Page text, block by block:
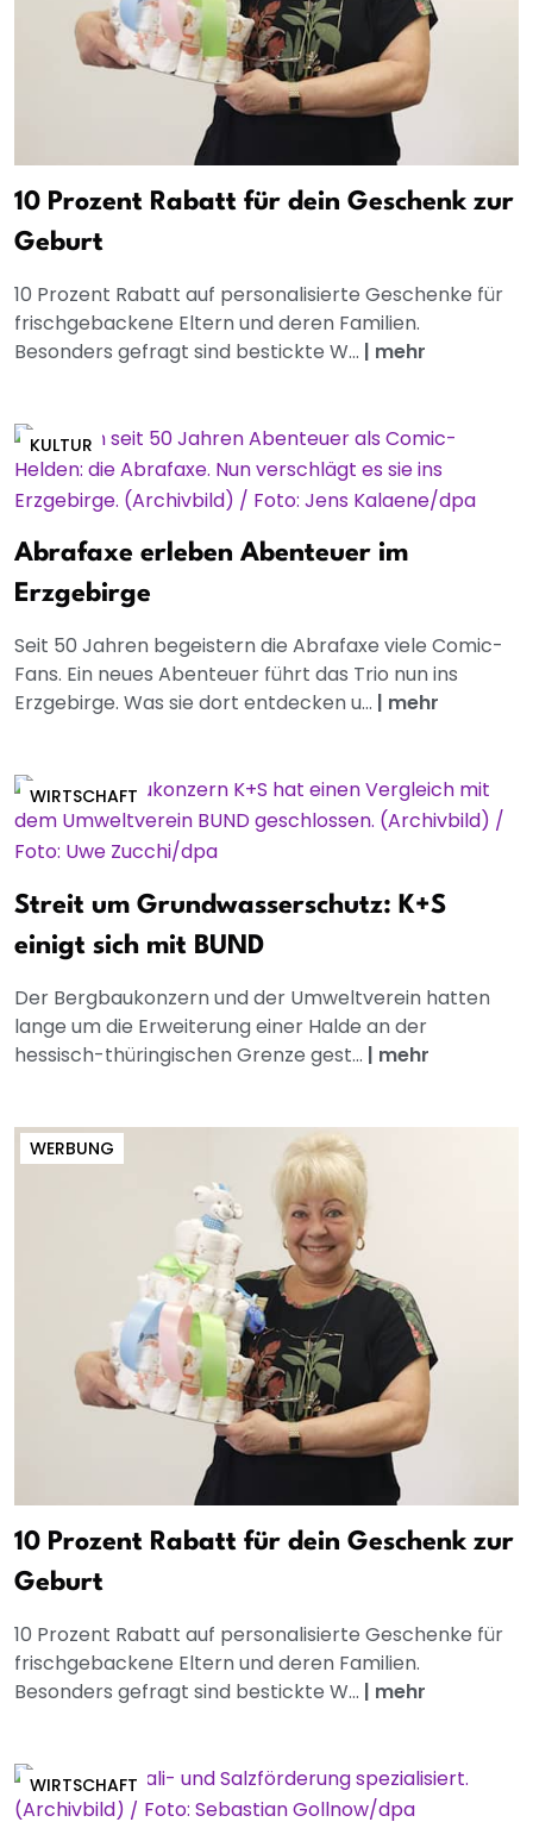
10 Prozent Rabatt für dein Geschenk zur
Geburt
10 Prozent Rabatt auf personalisierte Geschenke für
frischgebackene Eltern und deren Familien.
Besonders gefragt sind bestickte W... | mehr
KULTUR
Abrafaxe erleben Abenteuer im
Erzgebirge
Seit 50 Jahren begeistern die Abrafaxe viele Comic-
Fans. Ein neues Abenteuer führt das Trio nun ins
Erzgebirge. Was sie dort entdecken u... | mehr
WIRTSCHAFT
Streit um Grundwasserschutz: K+S
einigt sich mit BUND
Der Bergbaukonzern und der Umweltverein hatten
lange um die Erweiterung einer Halde an der
hessisch-thüringischen Grenze gest... | mehr
WERBUNG
10 Prozent Rabatt für dein Geschenk zur
Geburt
10 Prozent Rabatt auf personalisierte Geschenke für
frischgebackene Eltern und deren Familien.
Besonders gefragt sind bestickte W... | mehr
WIRTSCHAFT